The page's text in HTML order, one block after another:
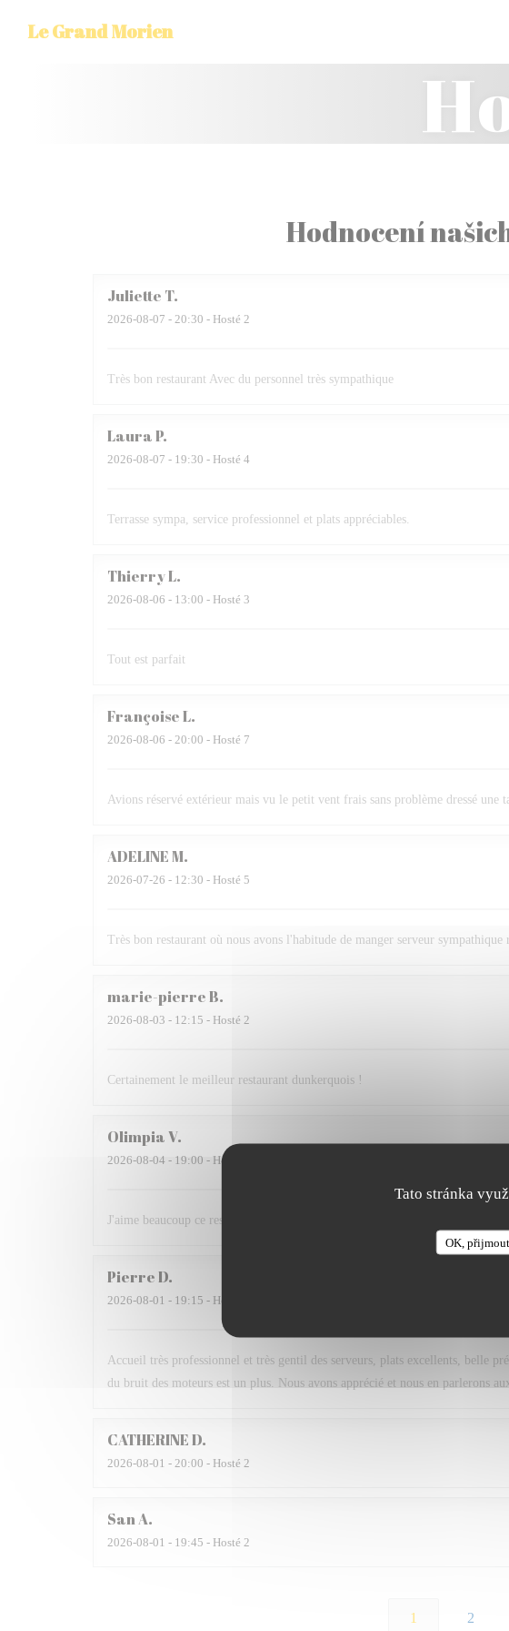
Tato stránka
OK,
Le Grand Morien
Hodnocení
Juliette T
2026-08-07 - 20:30 - Hosté 2
Très bon restaurant Avec du personnel très sympathique
LauraP
2026-08-07 - 19:30 - Hosté 4
Terrasse sympa, service professionnel et plats appréciables.
ThierryL
2026-08-06 - 13:00 - Hosté 3
Tout est parfait
FrançoiseL
2026-08-06 - 20:00 - Hosté 7
Avions réservé extérieur mais vu le petit vent frais sans problème dressé
ADELINEM
2026-07-26 - 12:30 - Hosté 5
Très bon restaurant où nous avons l'habitude de manger serveur
marie-pierreB
2026-08-03 - 12:15 - Hosté 2
Certainement le meilleur restaurant dunkerquois !
OlimpiaV
2026-08-04 - 19:00 - Hosté 3
J'aime beaucoup ce restaurant! Je recommande!
PierreD
2026-08-01 - 19:15 - Hosté 2
Accueil très professionnel et très gentil des serveurs, plats excellents, belle
du bruit des moteurs est un plus. Nous avons apprécié et nous en parlerons
CATHERINED
2026-08-01 - 20:00 - Hosté 2
SanA
2026-08-01 - 19:45 - Hosté 2
1 2